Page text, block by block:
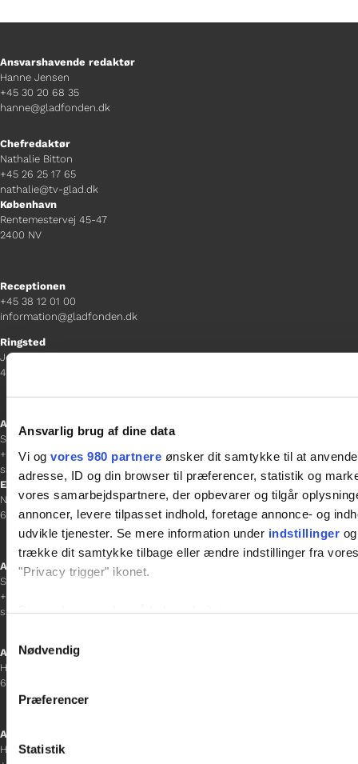
Ansvarlig brug af dine data
Vi og vores 980 partnere ønsker dit samtykke til at
adresse, ID og din browser til præferencer, statistik og
vores samarbejdspartnere, der opbevarer og tilgår
annoncer, levere tilpasset indhold, foretage annonce- og
udvikle tjenester. Se mere information under indstillinger
trække dit samtykke tilbage eller ændre indstillinger fra
"Privacy trigger" ikonet.
Vi bruger cookies til at tilpasse vores indhold og annoncer,
data med andre oplysninger, du har givet dem, eller som de
Nødvendig
Præferencer
Statistik
Ansvarshavende redaktør
Hanne Jensen
+45 30 20 68 35
hanne@gladfonden.dk
Chefredaktør
Nathalie Bitton
+45 26 25 17 65
nathalie@tv-glad.dk
København
Rentemestervej 45-47
2400 NV
Receptionen
+45 38 12 01 00
information@gladfonden.dk
Ringsted
Jernbanevej 8
4100 Ringsted
Afdelingschef
Sacha Lohmann Weiss
+45 40 27 91 11
sacha.lw@gladfonden.dk
Esbjerg
Norgesgade 1, 2. sal
6700 Esbjerg
Afdelingschef
Sanne Hansen
+45 23 69 19 35
sanne.h@gladfonden.dk
Aabenraa
H P Hanssens Gade 23, 2.
6200 Aabenraa
Afdelingschef
Helene Teichert